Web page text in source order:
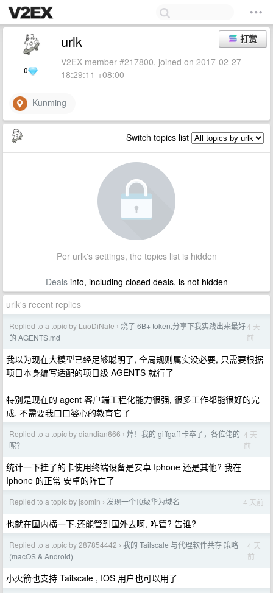
0
打赏
urlk
V2EX member #217800, joined on 2017-02-27
18:29:11 +08:00
Kunming
Switch topics list
Per urlk's settings, the topics list is hidden
Dealsinfo, including closed deals, is not hidden
urlk's recent replies
Replied to a topic by LuoDiNate › 烧了 6B+ token,分享下我实践出来最好
的 AGENTS.md
4 天
前
我以为现在大模型已经足够聪明了, 全局规则属实没必要, 只需要根据
项目本身编写适配的项目级 AGENTS 就行了
特别是现在的 agent 客户端工程化能力很强, 很多工作都能很好的完
成, 不需要我口口婆心的教育它了
Replied to a topic by diandian666 › 焯！我的 giffgaff 卡卒了，各位佬的
呢？
4 天
前
统计一下挂了的卡使用终端设备是安卓 Iphone 还是其他? 我在
Iphone 的正常 安卓的阵亡了
Replied to a topic by jsomin › 发现一个顶级华为域名 4 天前
也就在国内横一下,还能管到国外去啊, 咋管? 告谁?
Replied to a topic by 287854442 › 我的 Tailscale 与代理软件共存 策略
(macOS & Android)
4 天
前
小火箭也支持 Tailscale , IOS 用户也可以用了